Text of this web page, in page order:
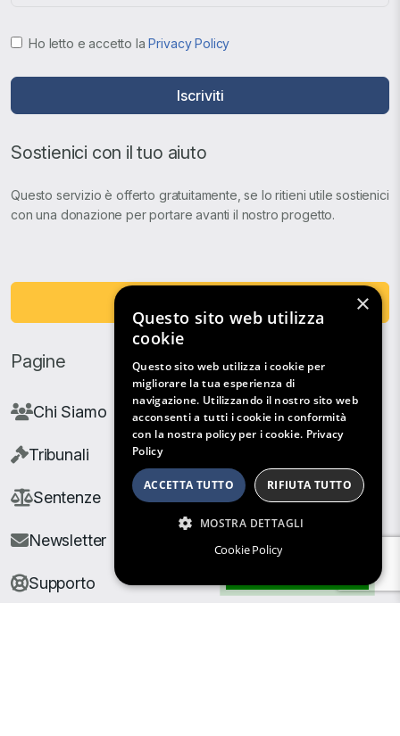
Ho letto e accetto laPrivacy Policy
Iscriviti
Sostienici con il tuo aiuto
Questo servizio è offerto gratuitamente, se lo ritieni utile sostienici
con una donazione per portare avanti il nostro progetto.
Pagine
Chi Siamo
Tribunali
Sentenze
Newsletter
Supporto
×
Questo sito web utilizza
cookie
Questo sito web utilizza i cookie per
migliorare la tua esperienza di
navigazione. Utilizzando il nostro sito web
acconsenti a tutti i cookie in conformità
con la nostra policy per i cookie. Privacy
Policy
ACCETTA TUTTO RIFIUTA TUTTO
MOSTRA DETTAGLI
Cookie Policy